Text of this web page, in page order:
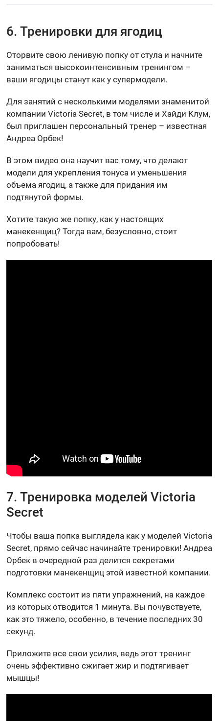
6. Тренировки для ягодиц
Оторвите свою ленивую попку от стула и начните
заниматься высокоинтенсивным тренингом –
ваши ягодицы станут как у супермодели.
Для занятий с несколькими моделями знаменитой
компании Victoria Secret, в том числе и Хайди Клум,
был приглашен персональный тренер – известная
Андреа Орбек!
В этом видео она научит вас тому, что делают
модели для укрепления тонуса и уменьшения
объема ягодиц, а также для придания им
подтянутой формы.
Хотите такую же попку, как у настоящих
манекенщиц? Тогда вам, безусловно, стоит
попробовать!
7. Тренировка моделей Victoria
Secret
Чтобы ваша попка выглядела как у моделей Victoria
Secret, прямо сейчас начинайте тренировки! Андреа
Орбек в очередной раз делится секретами
подготовки манекенщиц этой известной компании.
Комплекс состоит из пяти упражнений, на каждое
из которых отводится 1 минута. Вы почувствуете,
как это тяжело, особенно, в течение последних 30
секунд.
Приложите все свои усилия, ведь этот тренинг
очень эффективно сжигает жир и подтягивает
мышцы!